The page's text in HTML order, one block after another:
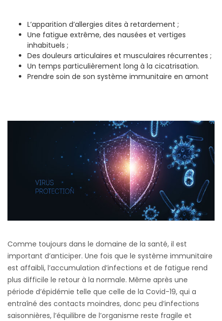
L’apparition d’allergies dites à retardement ;
Une fatigue extrême, des nausées et vertiges
inhabituels ;
Des douleurs articulaires et musculaires récurrentes ;
Un temps particulièrement long à la cicatrisation.
Prendre soin de son système immunitaire en amont
Comme toujours dans le domaine de la santé, il est
important d’anticiper. Une fois que le système immunitaire
est affaibli, l’accumulation d’infections et de fatigue rend
plus difficile le retour à la normale. Même après une
période d’épidémie telle que celle de la Covid-19, qui a
entraîné des contacts moindres, donc peu d’infections
saisonnières, l’équilibre de l’organisme reste fragile et